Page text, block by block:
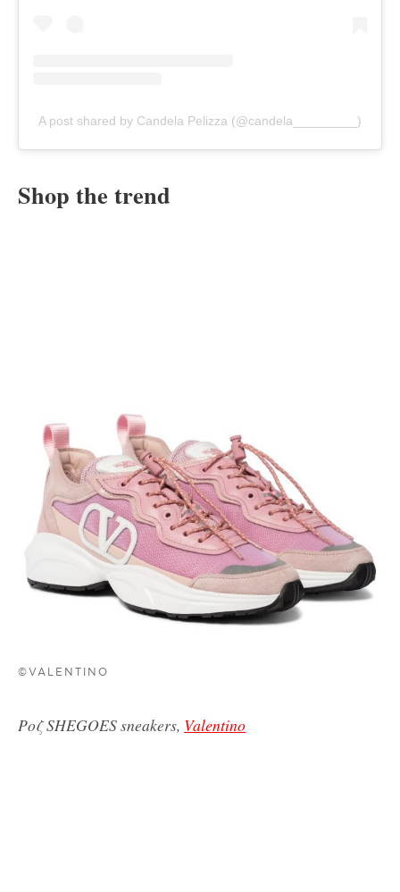
A post shared by Candela Pelizza (@candela_________)
Shop the trend
©VALENTINO
Ροζ SHEGOES sneakers, Valentino